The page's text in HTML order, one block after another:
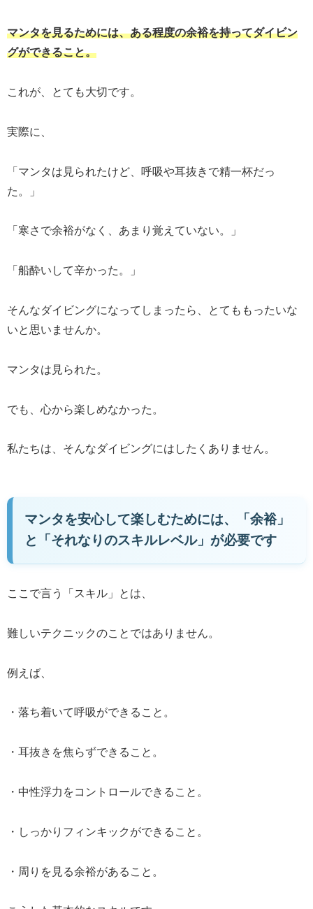
マンタを見るためには、ある程度の余裕を持ってダイビン
グができること。
これが、とても大切です。
実際に、
「マンタは見られたけど、呼吸や耳抜きで精一杯だっ
た。」
「寒さで余裕がなく、あまり覚えていない。」
「船酔いして辛かった。」
そんなダイビングになってしまったら、とてももったいな
いと思いませんか。
マンタは見られた。
でも、心から楽しめなかった。
私たちは、そんなダイビングにはしたくありません。
マンタを安心して楽しむためには、「余裕」
と「それなりのスキルレベル」が必要です
ここで言う「スキル」とは、
難しいテクニックのことではありません。
例えば、
・落ち着いて呼吸ができること。
・耳抜きを焦らずできること。
・中性浮力をコントロールできること。
・しっかりフィンキックができること。
・周りを見る余裕があること。